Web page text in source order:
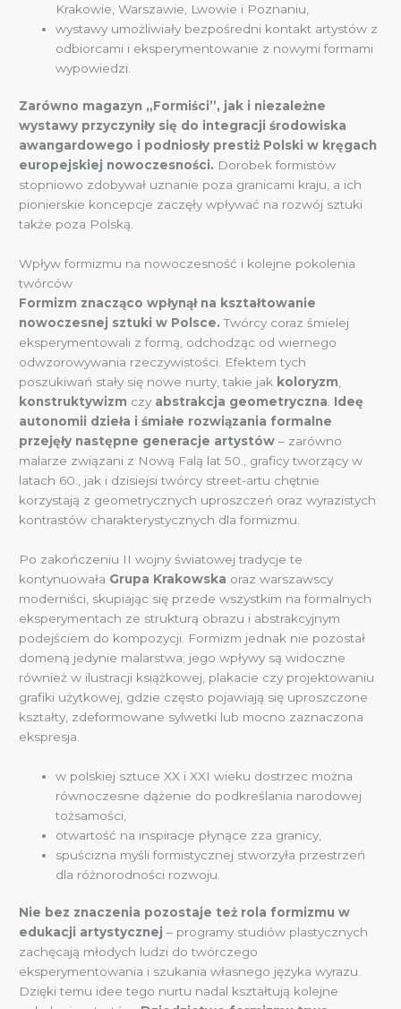
Krakowie, Warszawie, Lwowie i Poznaniu,
wystawy umożliwiały bezpośredni kontakt artystów z
odbiorcami i eksperymentowanie z nowymi formami
wypowiedzi.
Zarówno magazyn „Formiści”, jak i niezależne
wystawy przyczyniły się do integracji środowiska
awangardowego i podniosły prestiż Polski w kręgach
europejskiej nowoczesności. Dorobek formistów
stopniowo zdobywał uznanie poza granicami kraju, a ich
pionierskie koncepcje zaczęły wpływać na rozwój sztuki
także poza Polską.
Wpływ formizmu na nowoczesność i kolejne pokolenia
twórców
Formizm znacząco wpłynął na kształtowanie
nowoczesnej sztuki w Polsce. Twórcy coraz śmielej
eksperymentowali z formą, odchodząc od wiernego
odwzorowywania rzeczywistości. Efektem tych
poszukiwań stały się nowe nurty, takie jak koloryzm
konstruktywizm czy abstrakcja geometryczna Ideę
autonomii dzieła i śmiałe rozwiązania formalne
przejęły następne generacje artystów – zarówno
malarze związani z Nową Falą lat 50., graficy tworzący w
latach 60., jak i dzisiejsi twórcy street-artu chętnie
korzystają z geometrycznych uproszczeń oraz wyrazistych
kontrastów charakterystycznych dla formizmu.
Po zakończeniu II wojny światowej tradycje te
kontynuowała Grupa Krakowska oraz warszawscy
moderniści, skupiając się przede wszystkim na formalnych
eksperymentach ze strukturą obrazu i abstrakcyjnym
podejściem do kompozycji. Formizm jednak nie pozostał
domeną jedynie malarstwa; jego wpływy są widoczne
również w ilustracji książkowej, plakacie czy projektowaniu
grafiki użytkowej, gdzie często pojawiają się uproszczone
kształty, zdeformowane sylwetki lub mocno zaznaczona
ekspresja.
w polskiej sztuce XX i XXI wieku dostrzec można
równoczesne dążenie do podkreślania narodowej
tożsamości,
otwartość na inspiracje płynące zza granicy,
spuścizna myśli formistycznej stworzyła przestrzeń
dla różnorodności rozwoju.
Nie bez znaczenia pozostaje też rola formizmu w
edukacji artystycznej – programy studiów plastycznych
zachęcają młodych ludzi do twórczego
eksperymentowania i szukania własnego języka wyrazu.
Dzięki temu idee tego nurtu nadal kształtują kolejne